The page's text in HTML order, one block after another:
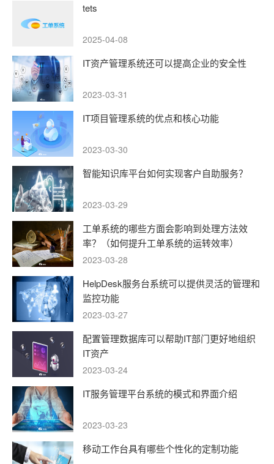
tets
2025-04-08
IT资产管理系统还可以提高企业的安全性
2023-03-31
IT项目管理系统的优点和核心功能
2023-03-30
智能知识库平台如何实现客户自助服务？
2023-03-29
工单系统的哪些方面会影响到处理方法效
率？（如何提升工单系统的运转效率）
2023-03-28
HelpDesk服务台系统可以提供灵活的管理和
监控功能
2023-03-27
配置管理数据库可以帮助IT部门更好地组织
IT资产
2023-03-24
IT服务管理平台系统的模式和界面介绍
2023-03-23
移动工作台具有哪些个性化的定制功能